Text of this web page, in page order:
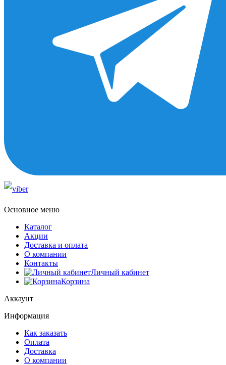
Основное меню
Каталог
Акции
Доставка и оплата
О компании
Контакты
Личный кабинет
Корзина
Аккаунт
Информация
Как заказать
Оплата
Доставка
О компании